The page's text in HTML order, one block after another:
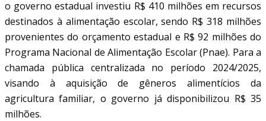
o governo estadual investiu R$ 410 milhões em recursos
destinados à alimentação escolar, sendo R$ 318 milhões
provenientes do orçamento estadual e R$ 92 milhões do
Programa Nacional de Alimentação Escolar (Pnae). Para a
chamada pública centralizada no período 2024/2025,
visando à aquisição de gêneros alimentícios da
agricultura familiar, o governo já disponibilizou R$ 35
milhões.